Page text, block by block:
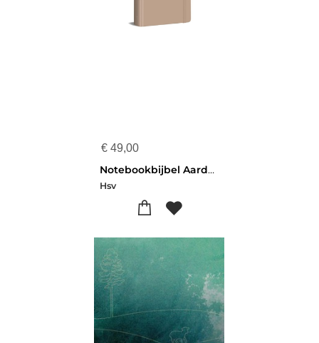
€ 49,00
Notebookbijbel Aardetint
Hsv